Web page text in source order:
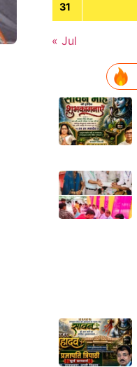
31
« Jul